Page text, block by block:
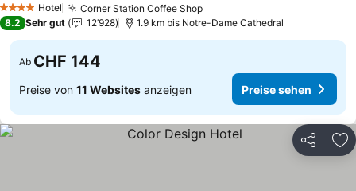
4 Sterne Hotel Corner Station Coffee ShopPreise sehen
8.2 Sehr gut 12’928 1.9 km bis Notre-Dame Cathedral
Ab CHF 144
Preise von 11 Websites anzeigen Preise sehen
Teilen